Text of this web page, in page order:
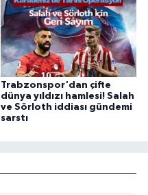
Trabzonspor'dan çifte
dünya yıldızı hamlesi! Salah
ve Sörloth iddiası gündemi
sarstı